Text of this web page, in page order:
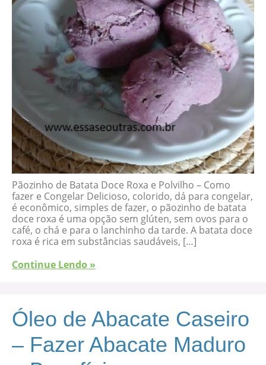
Pãozinho de Batata Doce Roxa e Polvilho – Como
fazer e Congelar Delicioso, colorido, dá para congelar,
é econômico, simples de fazer, o pãozinho de batata
doce roxa é uma opção sem glúten, sem ovos para o
café, o chá e para o lanchinho da tarde. A batata doce
roxa é rica em substâncias saudáveis, […]
Continue Lendo »
Óleo de Abacate Caseiro
– Fazer Abacate Maduro